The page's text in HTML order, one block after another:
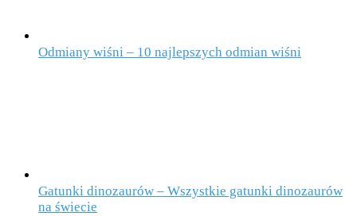
Odmiany wiśni – 10 najlepszych odmian wiśni
Gatunki dinozaurów – Wszystkie gatunki dinozaurów
na świecie